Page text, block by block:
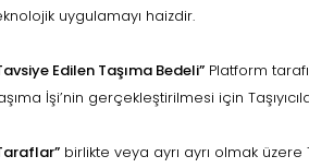
uygulamayı haizdir.
Edilen Taşıma Bedeli” Platform
İşi’nin gerçekleştirilmesi için
birlikte veya ayrı ayrı olmak üzere